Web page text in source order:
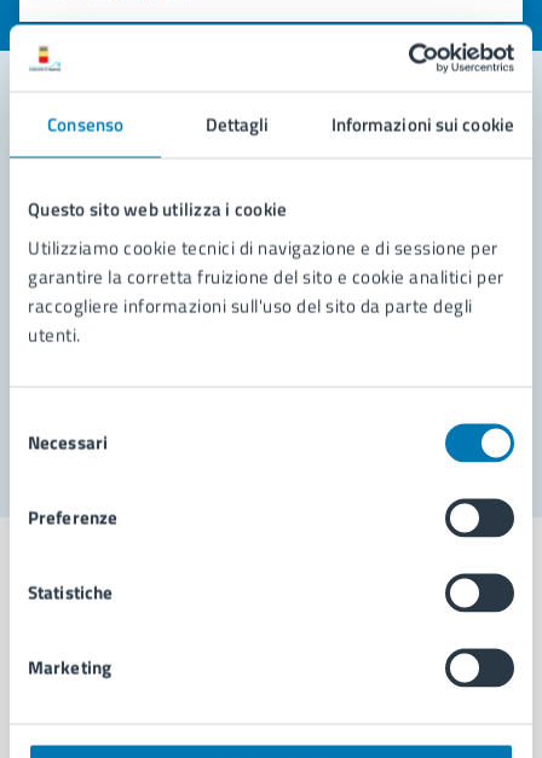
Consenso Dettagli Informazioni sui cookie
Questo sito web utilizza i cookie
Utilizziamo cookie tecnici di navigazione e di sessione per
garantire la corretta fruizione del sito e cookie analitici per
raccogliere informazioni sull'uso del sito da parte degli
utenti.
delNecessari
Preferenze
Statistiche
Marketing
Valuta 5 stelle su 5
Valuta 4 stelle su 5
Valuta 3 stelle su 5
Valuta 2 stelle su 5
Valuta 1 stelle su 5
Contatta il comune
Leggi le domande frequenti
Richiedi assistenza
Prenota appuntamento